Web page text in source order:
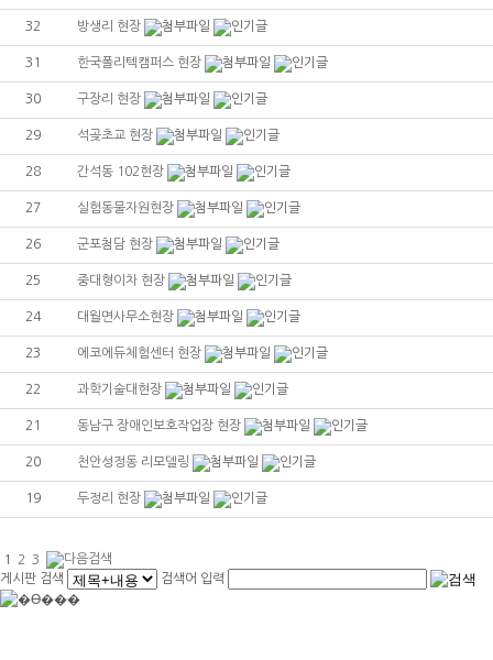
32 방생리 현장
31 한국폴리텍캠퍼스 현장
30 구장리 현장
29 석곶초교 현장
28 간석동 102현장
27 실험동물자원현장
26 군포첨담 현장
25 중대형이차 현장
24 대월면사무소현장
23 에코에듀체험센터 현장
22 과학기술대현장
21 동남구 장애인보호작업장 현장
20 천안성정동 리모델링
19 두정리 현장
1 2
3
게시판 검색
검색어 입력